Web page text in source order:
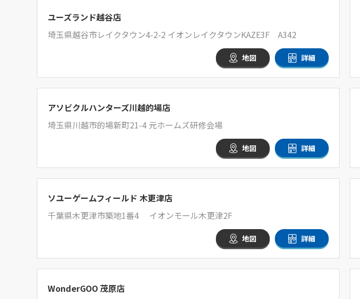
ユーズランド越谷店
埼玉県越谷市レイクタウン4-2-2 イオンレイクタウンKAZE3F A342
地図 詳細
アソビクルハンターズ川越的場店
埼玉県川越市的場新町21-4 元ホームズ研修会場
地図 詳細
ソユーゲームフィールド 木更津店
千葉県木更津市築地1番4 イオンモール木更津2F
地図 詳細
WonderGOO 茂原店